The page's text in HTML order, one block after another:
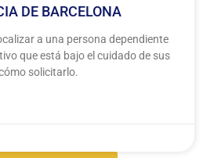
DE BARCELONA
a una persona dependiente
que está bajo el cuidado de sus
solicitarlo.